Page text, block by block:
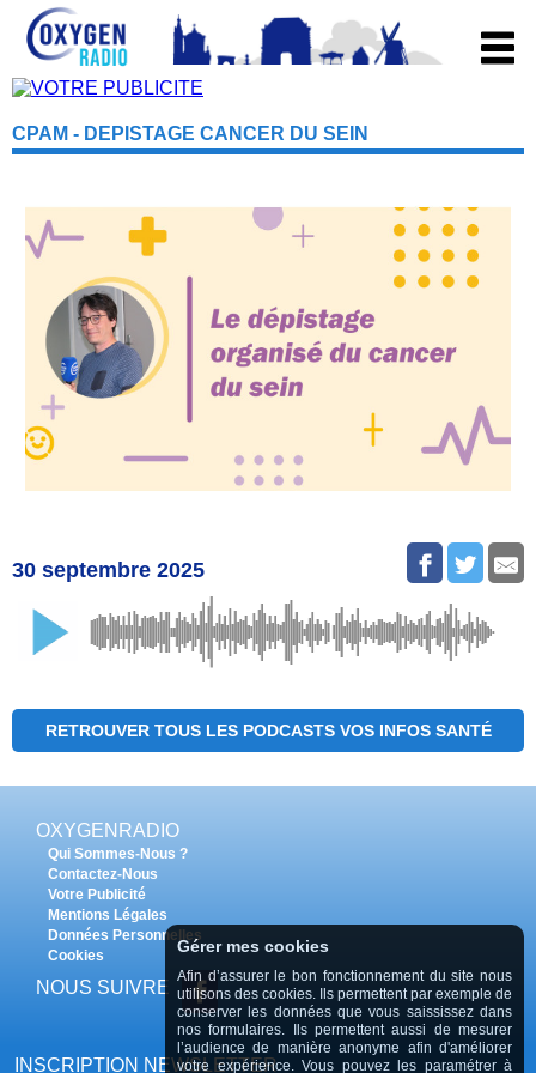
CPAM - DEPISTAGE CANCER DU SEIN
30 septembre 2025
RETROUVER TOUS LES PODCASTS VOS INFOS SANTÉ
OXYGENRADIO
Qui Sommes-Nous ?
Contactez-Nous
Votre Publicité
Mentions Légales
Données Personnelles
Cookies
NOUS SUIVRE
INSCRIPTION NEWSLETTER
Gérer mes cookies
Afin d’assurer le bon fonctionnement du site nous
utilisons des cookies. Ils permettent par exemple de
conserver les données que vous saississez dans
nos formulaires. Ils permettent aussi de mesurer
l’audience de manière anonyme afin d'améliorer
votre expérience. Vous pouvez les paramétrer à